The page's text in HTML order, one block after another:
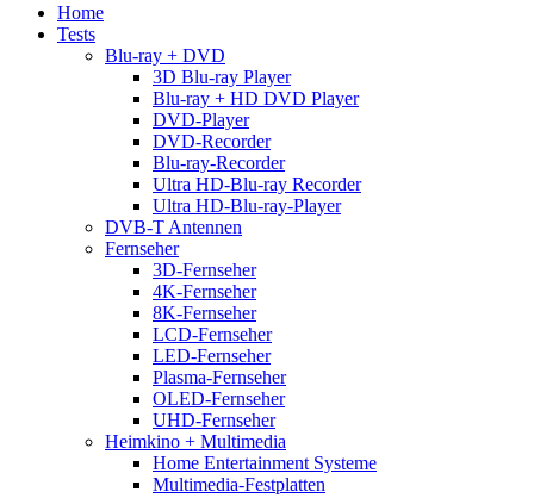
Close
Menu
Home
Tests
Blu-ray + DVD
3D Blu-ray Player
Blu-ray + HD DVD Player
DVD-Player
DVD-Recorder
Blu-ray-Recorder
Ultra HD-Blu-ray Recorder
Ultra HD-Blu-ray-Player
DVB-T Antennen
Fernseher
3D-Fernseher
4K-Fernseher
8K-Fernseher
LCD-Fernseher
LED-Fernseher
Plasma-Fernseher
OLED-Fernseher
UHD-Fernseher
Heimkino + Multimedia
Home Entertainment Systeme
Multimedia-Festplatten